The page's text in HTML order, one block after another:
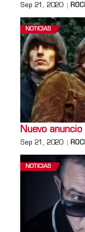
Sep 21, 2020
NOTICIAS
Nuevo
Sep 21, 2020
NOTICIAS